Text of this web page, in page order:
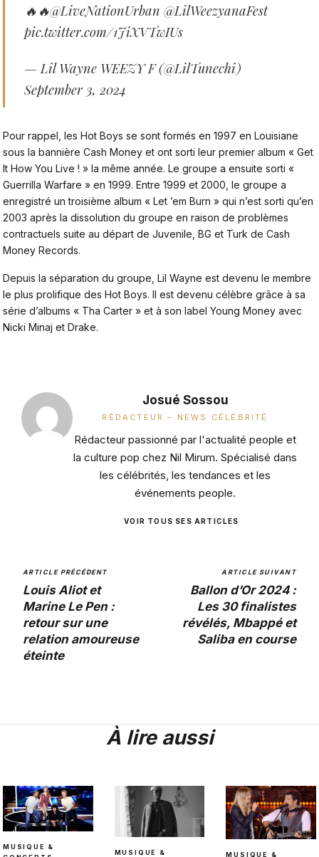
🔥🔥@LiveNationUrban @LilWeezyanaFest
pic.twitter.com/1JiXVTwIUs
— Lil Wayne WEEZY F (@LilTunechi)
September 3, 2024
Pour rappel, les Hot Boys se sont formés en 1997 en Louisiane
sous la bannière Cash Money et ont sorti leur premier album « Get
It How You Live ! » la même année. Le groupe a ensuite sorti «
Guerrilla Warfare » en 1999. Entre 1999 et 2000, le groupe a
enregistré un troisième album « Let ’em Burn » qui n’est sorti qu’en
2003 après la dissolution du groupe en raison de problèmes
contractuels suite au départ de Juvenile, BG et Turk de Cash
Money Records.
Depuis la séparation du groupe, Lil Wayne est devenu le membre
le plus prolifique des Hot Boys. Il est devenu célèbre grâce à sa
série d’albums « Tha Carter » et à son label Young Money avec
Nicki Minaj et Drake.
Josué Sossou
RÉDACTEUR – NEWS CÉLÉBRITÉ
Rédacteur passionné par l'actualité people et
la culture pop chez Nil Mirum. Spécialisé dans
les célébrités, les tendances et les
événements people.
VOIR TOUS SES ARTICLES
ARTICLE PRÉCÉDENT
Louis Aliot et
Marine Le Pen :
retour sur une
relation amoureuse
éteinte
ARTICLE SUIVANT
Ballon d’Or 2024 :
Les 30 finalistes
révélés, Mbappé et
Saliba en course
À lire aussi
MUSIQUE &
MUSIQUE & MUSIQUE &